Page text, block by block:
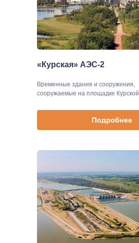
«Курская» АЭС-2
Временные здания и сооружения,
сооружаемые на площадке